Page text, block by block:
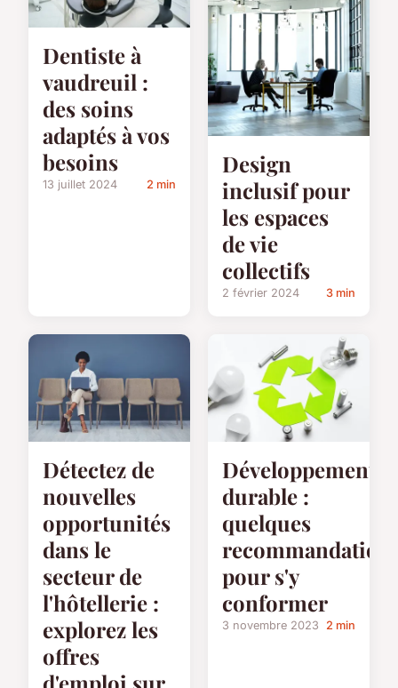
Dentiste à
vaudreuil :
des soins
adaptés à vos
besoins
13 juillet 2024 2 min
Design
inclusif pour
les espaces
de vie
collectifs
2 février 2024 3 min
Détectez de
nouvelles
opportunités
dans le
secteur de
l'hôtellerie :
explorez les
offres
Développement
durable :
quelques
pour s'y
conformer
3 novembre 2023 2 min